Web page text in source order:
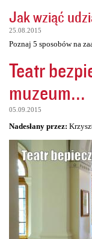
Jak wziąć
25.08.2015
Poznaj 5 sposobów na
Teatr
muzeum...
05.09.2015
Nadesłany przez: